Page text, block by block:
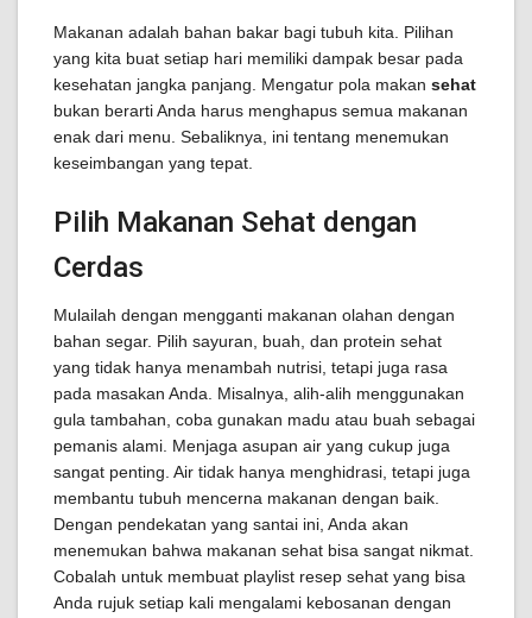
Makanan adalah bahan bakar bagi tubuh kita. Pilihan
yang kita buat setiap hari memiliki dampak besar pada
kesehatan jangka panjang. Mengatur pola makan sehat
bukan berarti Anda harus menghapus semua makanan
enak dari menu. Sebaliknya, ini tentang menemukan
keseimbangan yang tepat.
Pilih Makanan Sehat dengan
Cerdas
Mulailah dengan mengganti makanan olahan dengan
bahan segar. Pilih sayuran, buah, dan protein sehat
yang tidak hanya menambah nutrisi, tetapi juga rasa
pada masakan Anda. Misalnya, alih-alih menggunakan
gula tambahan, coba gunakan madu atau buah sebagai
pemanis alami. Menjaga asupan air yang cukup juga
sangat penting. Air tidak hanya menghidrasi, tetapi juga
membantu tubuh mencerna makanan dengan baik.
Dengan pendekatan yang santai ini, Anda akan
menemukan bahwa makanan sehat bisa sangat nikmat.
Cobalah untuk membuat playlist resep sehat yang bisa
Anda rujuk setiap kali mengalami kebosanan dengan